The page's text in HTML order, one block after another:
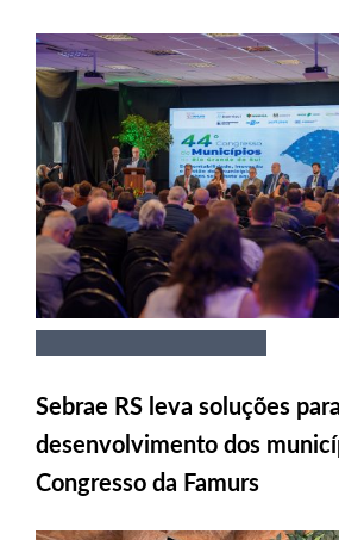
Sebrae RS leva soluções
desenvolvimento dos
Congresso da Famurs